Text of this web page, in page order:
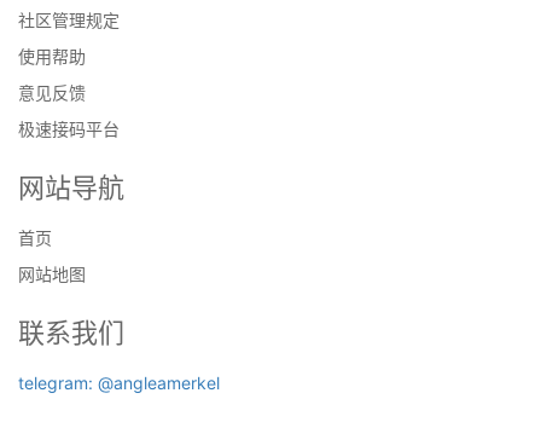
社区管理规定
使用帮助
意见反馈
极速接码平台
网站导航
首页
网站地图
联系我们
telegram: @angleamerkel